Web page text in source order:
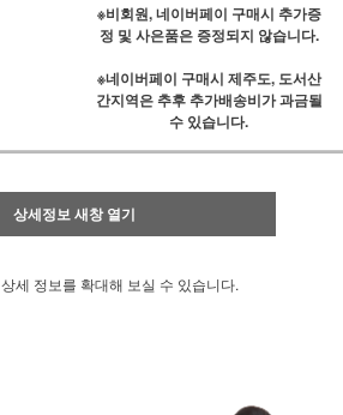
※비회원, 네이버페이 구매시 추가증
정 및 사은품은 증정되지 않습니다.
※네이버페이 구매시 제주도, 도서산
간지역은 추후 추가배송비가 과금될
수 있습니다.
상세정보 새창 열기
상세 정보를 확대해 보실 수 있습니다.